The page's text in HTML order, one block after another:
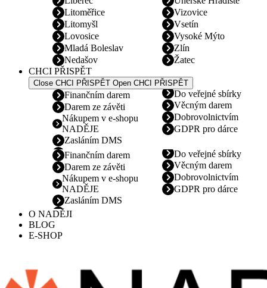
Litoměřice
Litomyšl
Lovosice
Mladá Boleslav
Nedašov
Vizovice
Vsetín
Vysoké Mýto
Zlín
Žatec
CHCI PŘISPĚT
Close CHCI PŘISPĚT Open CHCI PŘISPĚT
Finančním darem
Darem ze závěti
Nákupem v e-shopu
NADĚJE
Zasláním DMS
Do veřejné sbírky
Věcným darem
Dobrovolnictvím
GDPR pro dárce
Finančním darem
Darem ze závěti
Nákupem v e-shopu
NADĚJE
Zasláním DMS
Do veřejné sbírky
Věcným darem
Dobrovolnictvím
GDPR pro dárce
O NADĚJI
BLOG
E-SHOP